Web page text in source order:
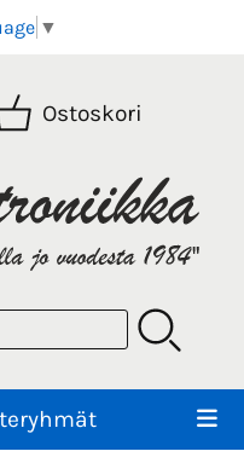
▼
Ostoskori